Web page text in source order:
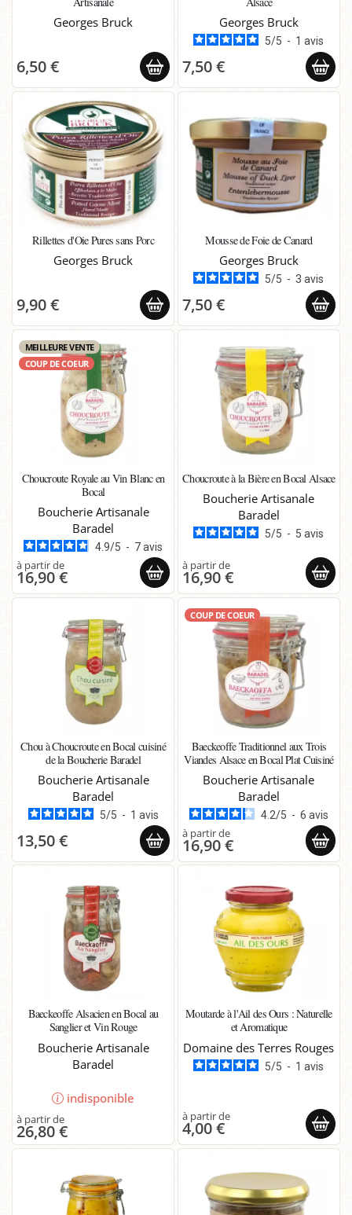
Georges Bruck
6,50 €
Georges Bruck
5/5 - 1avis
7,50 €
Rillettes d'Oie Pures sans Porc
Georges Bruck
9,90 €
Mousse de Foie de Canard
Georges Bruck
5/5 - 3avis
7,50 €
MEILLEURE VENTE
COUP DE COEUR
Choucroute Royale au Vin Blanc en
Bocal
Boucherie Artisanale
Baradel
4.9/5 - 7avis
16,90 €
Choucroute à la Bière en Bocal Alsace
Boucherie Artisanale
Baradel
5/5 - 5avis
16,90 €
Chou à Choucroute en Bocal cuisiné
de la Boucherie Baradel
Boucherie Artisanale
Baradel
5/5 - 1 avis
13,50 €
COUP DE COEUR
Baeckeoffe Traditionnel aux Trois
Viandes Alsace en Bocal Plat Cuisiné
Boucherie Artisanale
Baradel
4.2/5 - 6 avis
16,90 €
Baeckeoffe Alsacien en Bocal au
Sanglier et Vin Rouge
Boucherie Artisanale
Baradel
indisponible
26,80 €
Moutarde à l'Ail des Ours : Naturelle
et Aromatique
Domaine des Terres Rouges
5/5 - 1avis
4,00 €